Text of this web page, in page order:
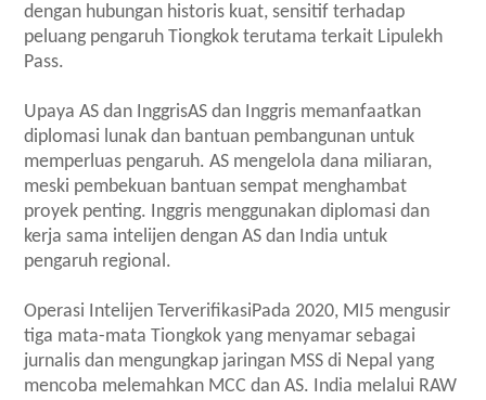
dengan hubungan historis kuat, sensitif terhadap
peluang pengaruh Tiongkok terutama terkait Lipulekh
Pass.
Upaya AS dan InggrisAS dan Inggris memanfaatkan
diplomasi lunak dan bantuan pembangunan untuk
memperluas pengaruh. AS mengelola dana miliaran,
meski pembekuan bantuan sempat menghambat
proyek penting. Inggris menggunakan diplomasi dan
kerja sama intelijen dengan AS dan India untuk
pengaruh regional.
Operasi Intelijen TerverifikasiPada 2020, MI5 mengusir
tiga mata-mata Tiongkok yang menyamar sebagai
jurnalis dan mengungkap jaringan MSS di Nepal yang
mencoba melemahkan MCC dan AS. India melalui RAW